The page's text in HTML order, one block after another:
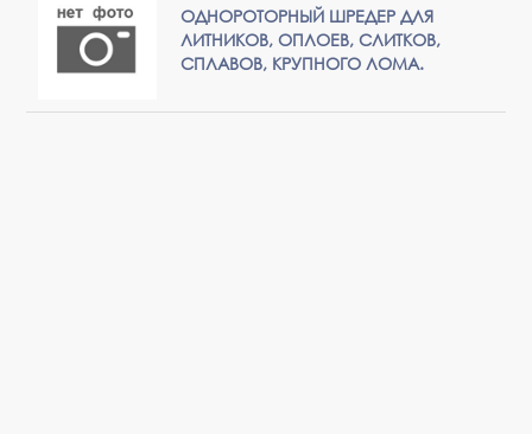
ОДНОРОТОРНЫЙ ШРЕДЕР ДЛЯ
ЛИТНИКОВ, ОПЛОЕВ, СЛИТКОВ,
СПЛАВОВ, КРУПНОГО ЛОМА.